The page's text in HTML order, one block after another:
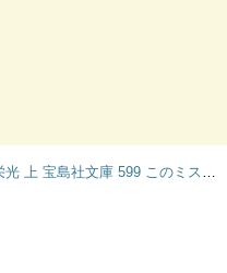
庫 599 このミス大賞 [田口・白鳥シリーズ] [1-1]